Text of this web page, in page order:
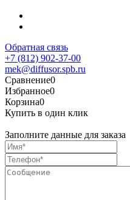
Обратная связь
+7 (812) 902-37-00
mek@diffusor.spb.ru
Сравнение0
Избранное0
Корзина0
Купить в один клик
Заполните данные для заказа